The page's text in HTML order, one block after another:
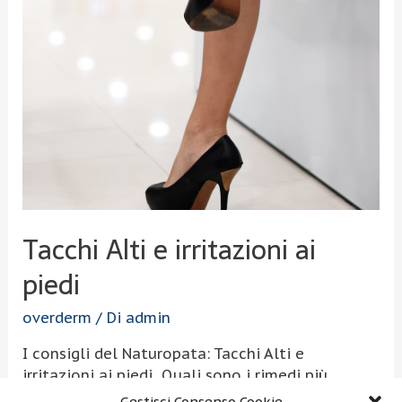
Tacchi Alti e irritazioni ai
piedi
overderm / Di admin
I consigli del Naturopata: Tacchi Alti e
irritazioni ai piedi Quali sono i rimedi più
naturali I consigli del Naturopata: In un mondo